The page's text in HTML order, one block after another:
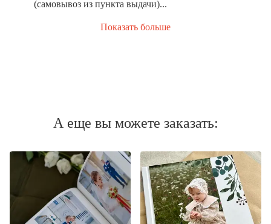
(самовывоз из пункта выдачи)...
Показать больше
А еще вы можете заказать: